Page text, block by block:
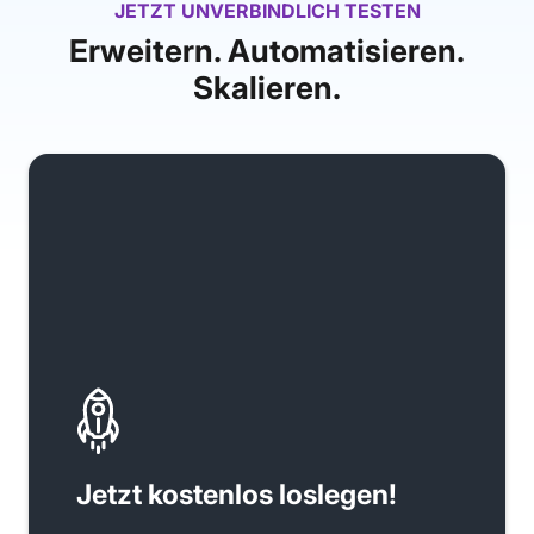
JETZT UNVERBINDLICH TESTEN
Erweitern. Automatisieren.
Skalieren.
Jetzt kostenlos loslegen!